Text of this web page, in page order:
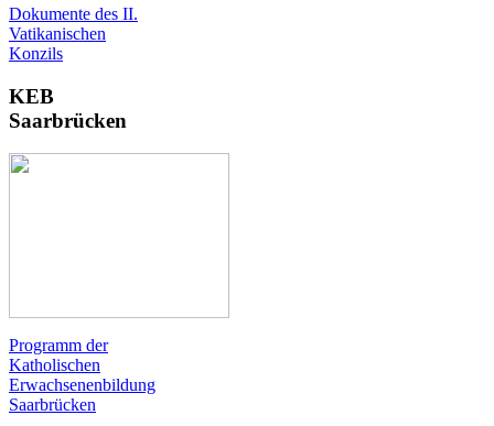
Dokumente des II.
Vatikanischen
Konzils
KEB
Saarbrücken
Programm der
Katholischen
Erwachsenenbildung
Saarbrücken